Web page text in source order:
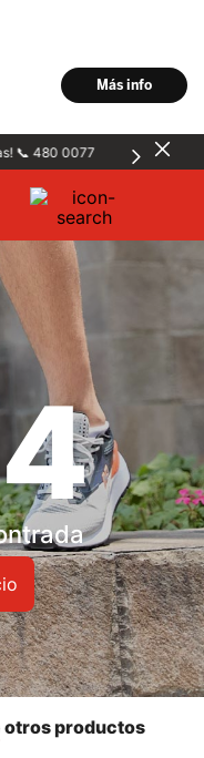
📞 480 0077
otros productos